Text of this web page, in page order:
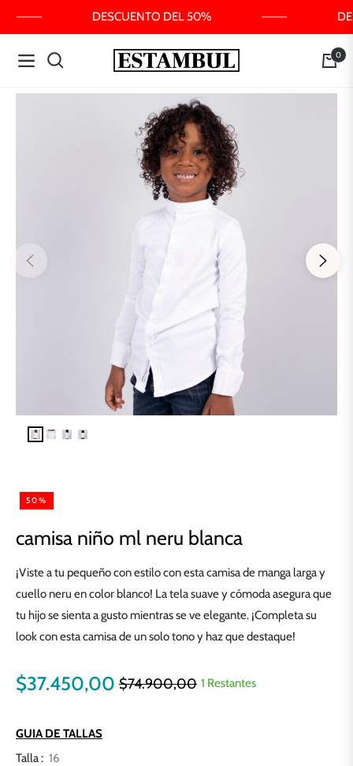
DESCUENTO DEL 50%
Navigation Carrito
0
50%
camisa niño ml neru blanca
¡Viste a tu pequeño con estilo con esta camisa de manga larga y
cuello neru en color blanco! La tela suave y cómoda asegura que
tu hijo se sienta a gusto mientras se ve elegante. ¡Completa su
look con esta camisa de un solo tono y haz que destaque!
$37.450,00 Precio
$74.900,00 1 Restantes
GUIA DE TALLAS
Talla : 16